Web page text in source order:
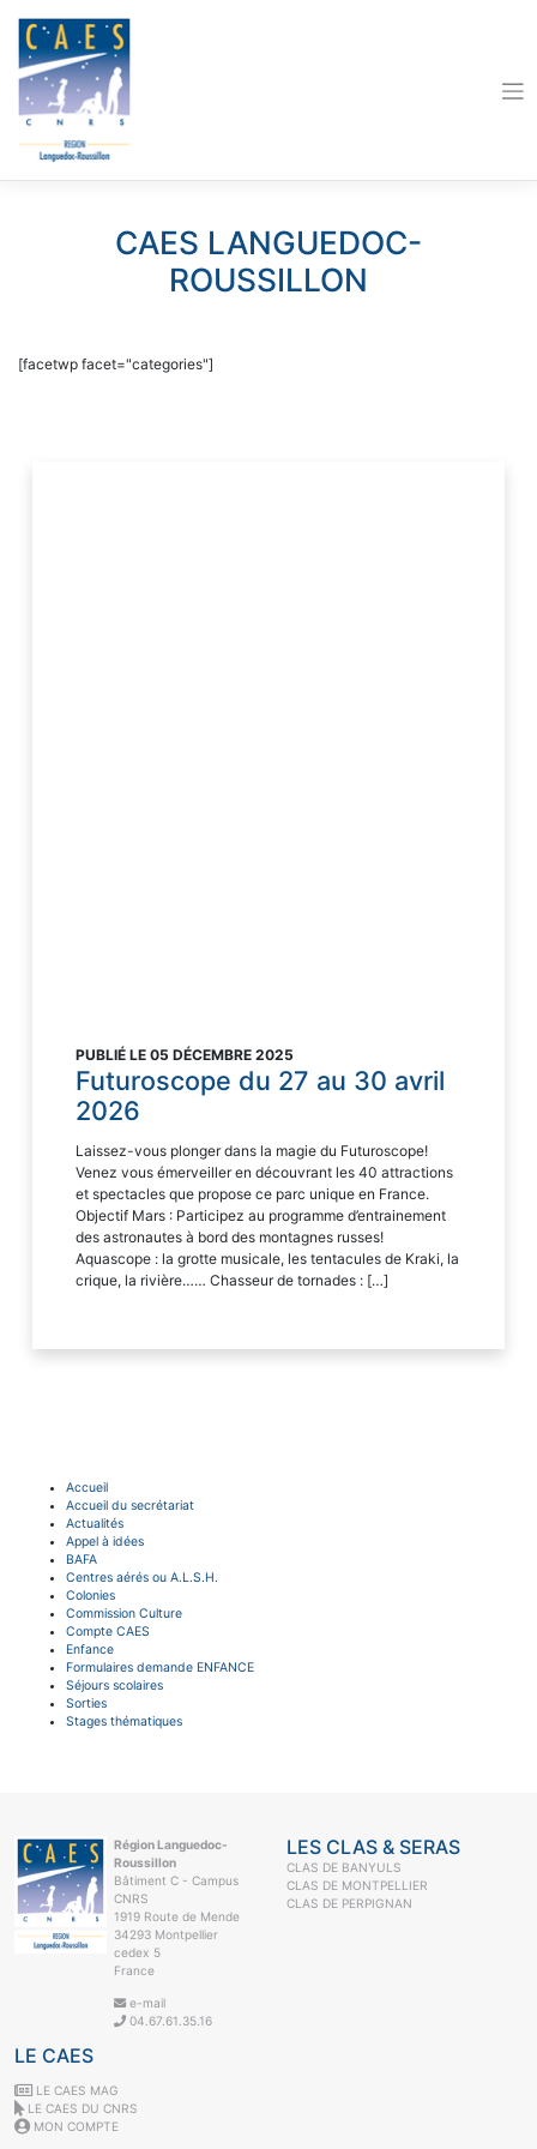
content
CAES LANGUEDOC-
ROUSSILLON
[facetwp facet="categories"]
PUBLIÉ LE 05 DÉCEMBRE 2025
Futuroscope du 27 au 30 avril
2026
Laissez-vous plonger dans la magie du Futuroscope!
Venez vous émerveiller en découvrant les 40 attractions
et spectacles que propose ce parc unique en France.
Objectif Mars : Participez au programme d’entrainement
des astronautes à bord des montagnes russes!
Aquascope : la grotte musicale, les tentacules de Kraki, la
crique, la rivière…… Chasseur de tornades : […]
Accueil
Accueil du secrétariat
Actualités
Appel à idées
BAFA
Centres aérés ou A.L.S.H.
Colonies
Commission Culture
Compte CAES
Enfance
Formulaires demande ENFANCE
Séjours scolaires
Sorties
Stages thématiques
Région Languedoc-
Roussillon
Bâtiment C - Campus
CNRS
1919 Route de Mende
34293 Montpellier
cedex 5
France
e-mail
04.67.61.35.16
LES CLAS & SERAS
CLAS DE BANYULS
CLAS DE MONTPELLIER
CLAS DE PERPIGNAN
LE CAES
LE CAES MAG
LE CAES DU CNRS
MON COMPTE